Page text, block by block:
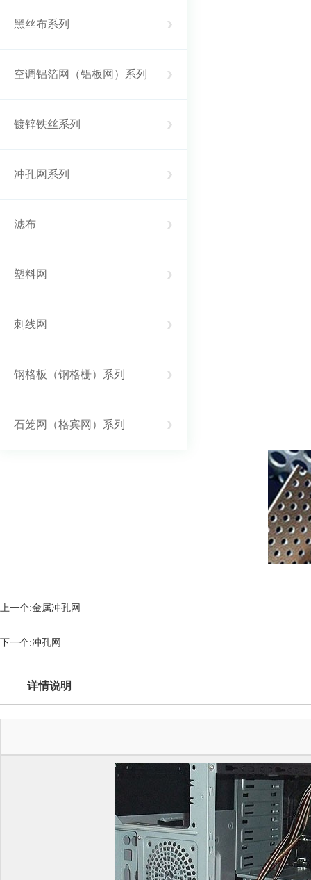
黑丝布系列
空调铝箔网（铝板网）系列
镀锌铁丝系列
冲孔网系列
滤布
塑料网
刺线网
钢格板（钢格栅）系列
石笼网（格宾网）系列
上一个:金属冲孔网
下一个:冲孔网
详情说明